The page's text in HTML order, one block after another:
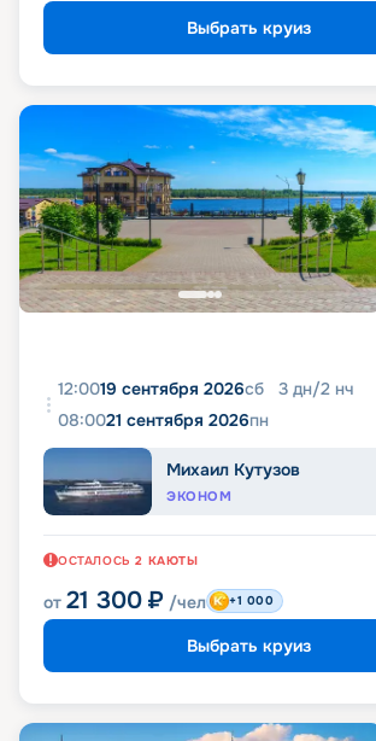
Выбрать круиз
12:0019 сентября 2026сб 3 дн/2 нч
08:0021 сентября 2026пн
Михаил Кутузов
ЭКОНОМ
ОСТАЛОСЬ 2 КАЮТЫ
от 21 300 ₽ /чел +1 000
Выбрать круиз